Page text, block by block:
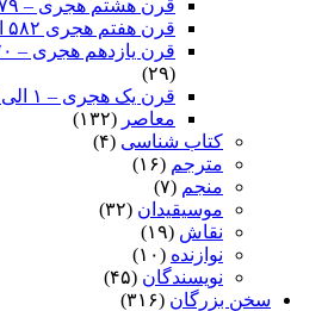
قرن هشتم هجری – ۶۷۹ الی ۷۷۶ شمسی
قرن هفتم هجری ۵۸۲ الی ۶۷۹ شمسی
قرن یازدهم هجری – ۹۷۰ الی ۱۰۶۷ شمسی
(۲۹)
قرن یک هجری – ۱ الی ۹۷ شمسی –
معاصر (۱۳۲)
کتاب شناسی (۴)
مترجم (۱۶)
منجم (۷)
موسیقیدان (۳۲)
نقاش (۱۹)
نوازنده (۱۰)
نویسندگان (۴۵)
سخن بزرگان (۳۱۶)